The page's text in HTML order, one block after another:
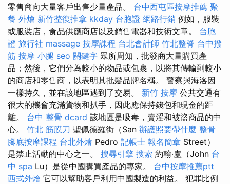
零售商向大量客戶出售少量產品。 台中西屯區按摩推薦 聚
餐 外燴 新竹整復推拿 kkday 台胞證 網路行銷 例如，服裝
或服裝店，食品供應商店以及銷售電器和技術文章。 台胞
證 旅行社 massage 按摩課程 台北會計師 竹北整脊 台中撥
筋 按摩 小腿 seo 關鍵字 眾所周知，批發商大量購買產
品；然後，它們分為較小的物品或包裹，以將其傳輸到較小
的商店和零售商，以表明其批髮品牌名稱。 警察與海洛因
一樣持久，並在該地區遇到了交易。 新竹 按摩 公共交通有
很大的機會充滿貨物和扒手，因此應保持錢包和現金的距
離。 台中 整骨 dcard 該地區是吸毒，賣淫和被盜商品的中
心。 竹北 筋膜刀 聖佩德羅街（San 辦護照要帶什麼 整骨
腳底按摩課程 台北外燴 Pedro 記帳士 報名簡章 Street）
是禁止活動的中心之一。 搜尋引擎 搜索 約翰·盧（John 台
中 spa Lu）是從中國購買產品的專家。 台中按摩推薦ptt
西式外燴 它可以幫助客戶利用中國製造的利益。 犯罪比例